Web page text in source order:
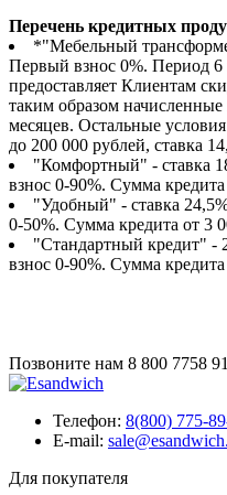
Перечень кредитных
*"Мебельный
Первый взнос 0%. Период 6
предоставляет Клиентам
таким образом
месяцев. Остальные
до 200 000 рублей, ставка
"Комфортный" - ставка
взнос 0-90%. Сумма
"Удобный" - ставка
0-50%. Сумма кредита от 3
"Стандартный кредит" -
взнос 0-90%. Сумма
Позвоните нам 8 800 7758
Телефон: 8(800) 775-
E-mail:
Для покупателя